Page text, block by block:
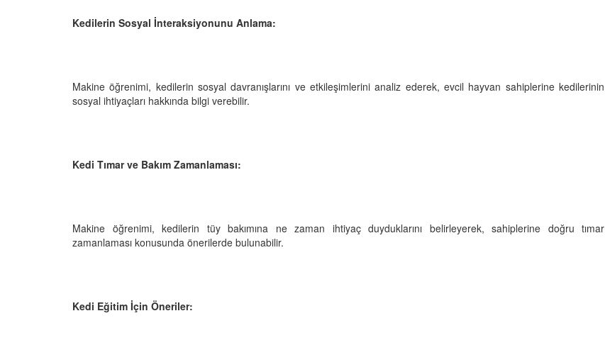
Kedilerin Sosyal İnteraksiyonunu Anlama:
Makine öğrenimi, kedilerin sosyal davranışlarını ve etkileşimlerini analiz ederek, evcil hayvan sahiplerine kedilerinin
sosyal ihtiyaçları hakkında bilgi verebilir.
Kedi Tımar ve Bakım Zamanlaması:
Makine öğrenimi, kedilerin tüy bakımına ne zaman ihtiyaç duyduklarını belirleyerek, sahiplerine doğru tımar
zamanlaması konusunda önerilerde bulunabilir.
Kedi Eğitim İçin Öneriler: